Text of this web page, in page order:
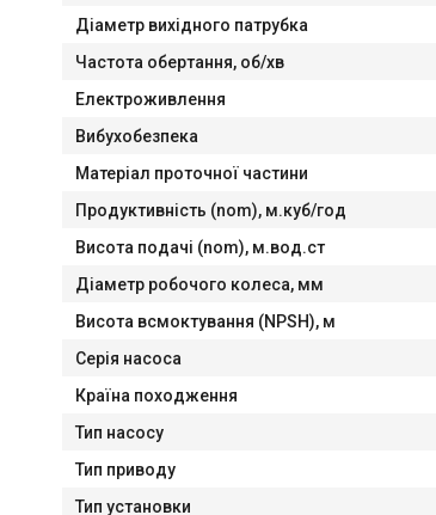
Діаметр вихідного патрубка
Частота обертання, об/хв
Електроживлення
Вибухобезпека
Матеріал проточної частини
Продуктивність (nom), м.куб/год
Висота подачі (nom), м.вод.ст
Діаметр робочого колеса, мм
Висота всмоктування (NPSH), м
Серія насоса
Країна походження
Тип насосу
Тип приводу
Тип установки